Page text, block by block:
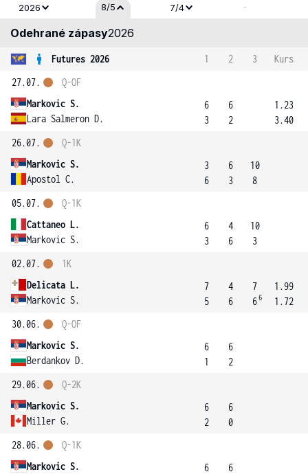
2026 8/5 7/4 -
Odehrané zápasy2026
Futures 2026 1 2 3
Kurs
27.07.
Markovic S.
Lara Salmeron D.
Q-OF
6
3
6
2
1.23
3.40
26.07.
Markovic S.
Apostol C.
Q-1K
3
6
6
3
10
8
05.07.
Cattaneo L.
Markovic S.
Q-1K
6
3
4
6
10
3
02.07.
Delicata L.
Markovic S.
1K
7
5
4
6
7
66
1.99
1.72
30.06.
Markovic S.
Berdankov D.
Q-OF
6
1
6
2
29.06.
Markovic S.
Miller G.
Q-2K
6
2
6
0
28.06.
Markovic S.
Q-1K
6
6